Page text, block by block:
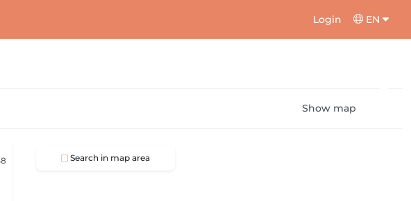
Login EN
Show map
Search in map area